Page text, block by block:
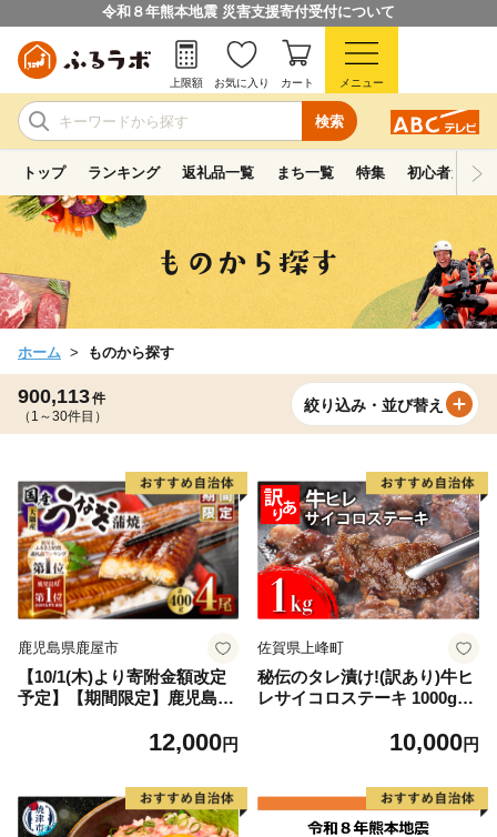
令和８年熊本地震 災害支援寄付受付について
検索
上限額 お気に入り カート メニュー
トップ ランキング 返礼品一覧 まち一覧 特集 初心者ガイド
ホーム ものから探す
900,113件
（1～30件目）
絞り込み・並び替え
鹿児島県鹿屋市
【10/1(木)より寄附金額改定
予定】【期間限定】鹿児島県
12,000円
佐賀県上峰町
秘伝のタレ漬け!(訳あり)牛ヒ
レサイコロステーキ 1000g
10,000円